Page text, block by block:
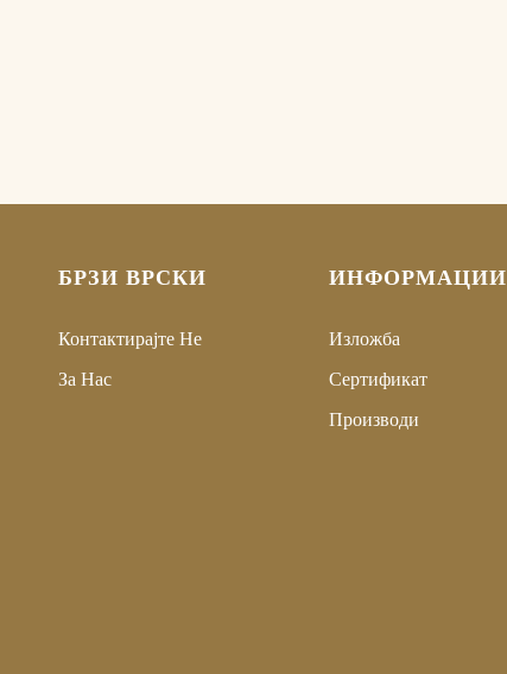
БРЗИ ВРСКИ
Контактирајте Не
За Нас
ИНФОРМАЦИИ
Изложба
Сертификат
Производи